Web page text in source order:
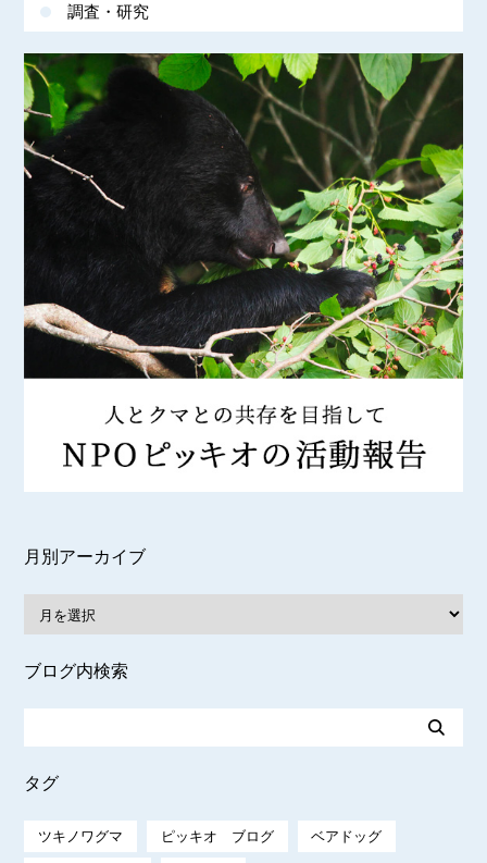
調査・研究
月別アーカイブ
ブログ内検索
タグ
ツキノワグマ ピッキオ ブログ ベアドッグ